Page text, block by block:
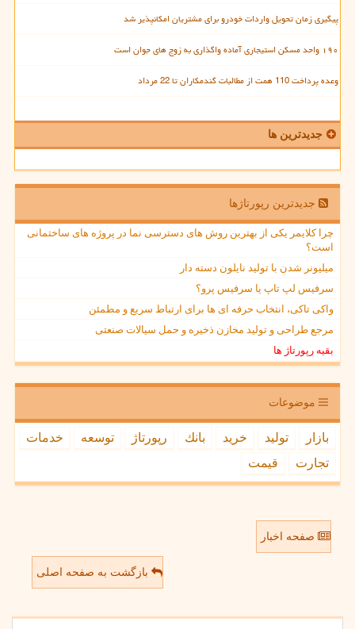
پیگیری زمان تحویل واردات خودرو برای مشتریان امکانپذیر شد
۱۹۰ واحد مسکن استیجاری آماده واگذاری به زوج های جوان است
وعده پرداخت 110 همت از مطالبات گندمکاران تا 22 مرداد
جدیدترین ها
جدیدترین رپورتاژها
چرا کلایمر یکی از بهترین روش های دسترسی نما در پروژه های ساختمانی
است؟
میلیونر شدن با تولید نایلون دسته دار
سرفیس لپ تاپ یا سرفیس پرو؟
واکی تاکی، انتخاب حرفه ای ها برای ارتباط سریع و مطمئن
مرجع طراحی و تولید مخازن ذخیره و حمل سیالات صنعتی
بقیه رپورتاژ ها
موضوعات
بازار تولید خرید بانك رپورتاژ توسعه
خدمات
تجارت
قیمت
صفحه اخبار
بازگشت به صفحه اصلی